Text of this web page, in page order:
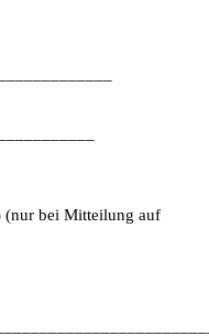
(nur bei Mitteilung auf